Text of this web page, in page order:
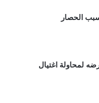
الحصار
لمحاولة اغتيال